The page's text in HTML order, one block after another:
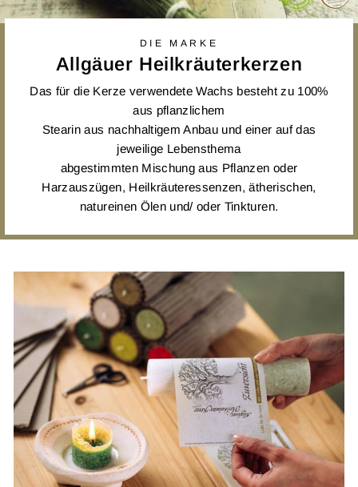
DIE MARKE
Allgäuer Heilkräuterkerzen
Das für die Kerze verwendete Wachs besteht zu 100%
aus pflanzlichem
Stearin aus nachhaltigem Anbau und einer auf das
jeweilige Lebensthema
abgestimmten Mischung aus Pflanzen oder
Harzauszügen, Heilkräuteressenzen, ätherischen,
natureinen Ölen und/ oder Tinkturen.